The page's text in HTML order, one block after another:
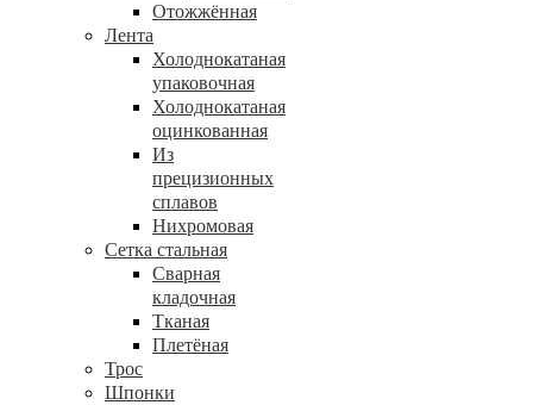
Отожжённая
Лента
Холоднокатаная
упаковочная
Холоднокатаная
оцинкованная
Из
прецизионных
сплавов
Нихромовая
Сетка стальная
Сварная
кладочная
Тканая
Плетёная
Трос
Шпонки